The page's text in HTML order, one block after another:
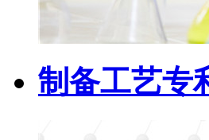
制备工艺专